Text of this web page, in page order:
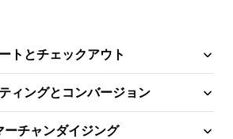
トとチェックアウト
ィングとコンバージョン
ーチャンダイジング